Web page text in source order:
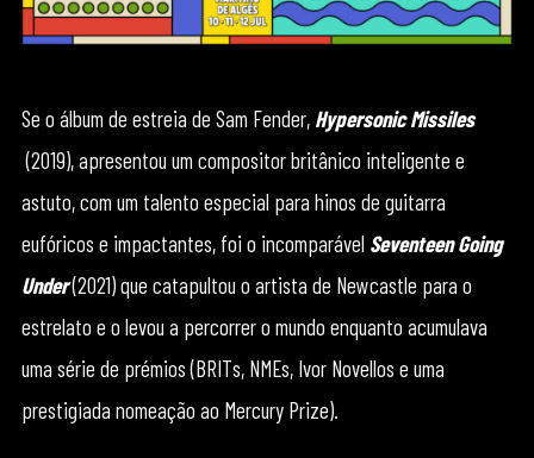
Se o álbum de estreia de Sam Fender, Hypersonic Missiles
(2019), apresentou um compositor britânico inteligente e
astuto, com um talento especial para hinos de guitarra
eufóricos e impactantes, foi o incomparável Seventeen Going
Under(2021) que catapultou o artista de Newcastle para o
estrelato e o levou a percorrer o mundo enquanto acumulava
uma série de prémios (BRITs, NMEs, Ivor Novellos e uma
prestigiada nomeação ao Mercury Prize).